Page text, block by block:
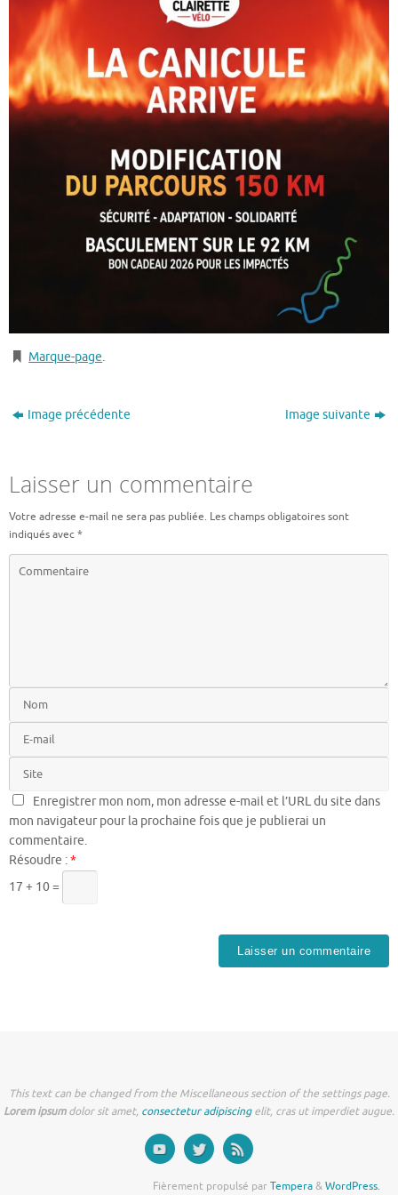
Marque-page.
Image précédente Image suivante
Laisser un commentaire
Votre adresse e-mail ne sera pas publiée. Les champs obligatoires sont
indiqués avec*
Enregistrer mon nom, mon adresse e-mail et l’URL du site dans
mon navigateur pour la prochaine fois que je publierai un
commentaire.
Résoudre :*
17 + 10 =
This text can be changed from the Miscellaneous section of the settings page.
Lorem ipsumdolor sit amet, consectetur adipiscingelit, cras ut imperdiet augue.
Fièrement propulsé parTempera&WordPress.